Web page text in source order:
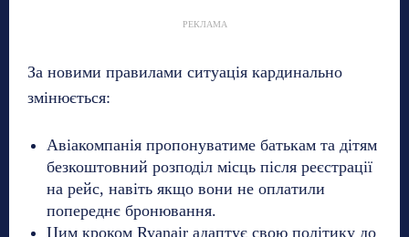
РЕКЛАМА
За новими правилами ситуація кардинально
змінюється:
Авіакомпанія пропонуватиме батькам та дітям
безкоштовний розподіл місць після реєстрації
на рейс, навіть якщо вони не оплатили
попереднє бронювання.
Цим кроком Ryanair адаптує свою політику до